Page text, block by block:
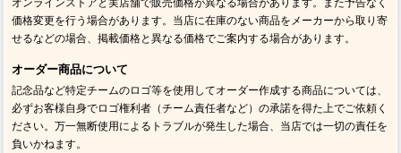
オンラインストアと実店舗で販売価格が異なる場合があります。また予告なく
価格変更を行う場合があります。当店に在庫のない商品をメーカーから取り寄
せるなどの場合、掲載価格と異なる価格でご案内する場合があります。
オーダー商品について
記念品など特定チームのロゴ等を使用してオーダー作成する商品については、
必ずお客様自身でロゴ権利者（チーム責任者など）の承諾を得た上でご依頼く
ださい。万一無断使用によるトラブルが発生した場合、当店では一切の責任を
負いかねます。